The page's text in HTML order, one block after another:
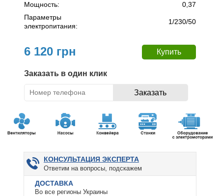
Мощность:
0,37
Параметры
электропитания:
1/230/50
6 120 грн
Заказать в один клик
КОНСУЛЬТАЦИЯ ЭКСПЕРТА
Ответим на вопросы, подскажем
ДОСТАВКА
Во все регионы Украины